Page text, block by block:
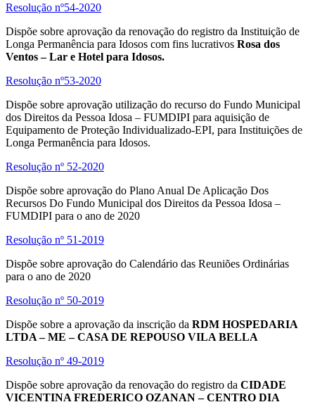
Resolução nº54-2020
Dispõe sobre aprovação da renovação do registro da Instituição de
Longa Permanência para Idosos com fins lucrativos Rosa dos
Ventos – Lar e Hotel para Idosos.
Resolução nº53-2020
Dispõe sobre aprovação utilização do recurso do Fundo Municipal
dos Direitos da Pessoa Idosa – FUMDIPI para aquisição de
Equipamento de Proteção Individualizado-EPI, para Instituições de
Longa Permanência para Idosos.
Resolução nº 52-2020
Dispõe sobre aprovação do Plano Anual De Aplicação Dos
Recursos Do Fundo Municipal dos Direitos da Pessoa Idosa –
FUMDIPI para o ano de 2020
Resolução nº 51-2019
Dispõe sobre aprovação do Calendário das Reuniões Ordinárias
para o ano de 2020
Resolução nº 50-2019
Dispõe sobre a aprovação da inscrição da RDM HOSPEDARIA
LTDA – ME – CASA DE REPOUSO VILA BELLA
Resolução nº 49-2019
Dispõe sobre aprovação da renovação do registro da CIDADE
VICENTINA FREDERICO OZANAN – CENTRO DIA